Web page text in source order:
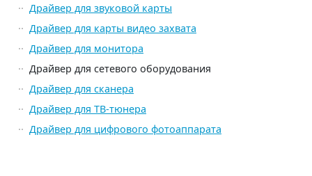
Драйвер для звуковой карты
Драйвер для карты видео захвата
Драйвер для монитора
Драйвер для сетевого оборудования
Драйвер для сканера
Драйвер для ТВ-тюнера
Драйвер для цифрового фотоаппарата